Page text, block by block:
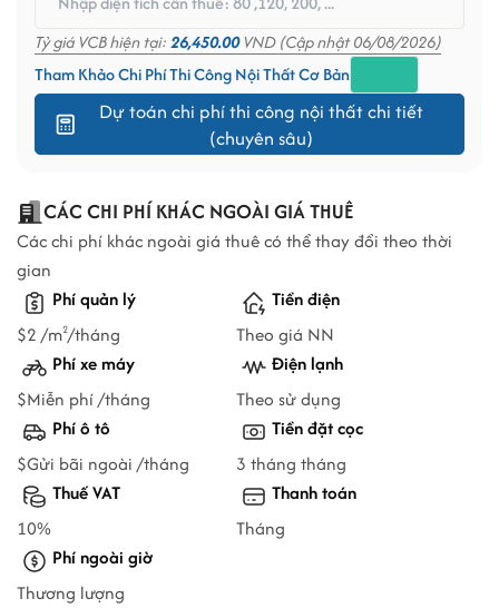
Tỷ giá VCB hiện tại:26,450.00VND (Cập nhật 06/08/2026)
Tham Khảo Chi Phí Thi Công Nội Thất Cơ Bản
Dự toán chi phí thi công nội thất chi tiết
(chuyên sâu)
CÁC CHI PHÍ KHÁC NGOÀI GIÁ THUÊ
Các chi phí khác ngoài giá thuê có thể thay đổi theo thời
gian
Phí quản lý
$2 /m2/tháng
Tiền điện
Theo giá NN
Phí xe máy
$Miễn phí /tháng
Điện lạnh
Theo sử dụng
Phí ô tô
$Gửi bãi ngoài /tháng
Tiền đặt cọc
3 tháng tháng
Thuế VAT
10%
Thanh toán
Tháng
Phí ngoài giờ
Thương lượng